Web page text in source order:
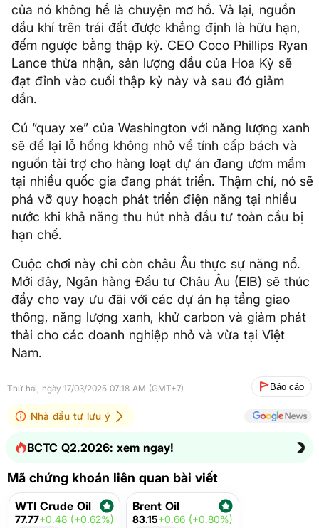
của nó không hề là chuyện mơ hồ. Vả lại, nguồn
dầu khí trên trái đất được khẳng định là hữu hạn,
đếm ngược bằng thập kỷ. CEO Coco Phillips Ryan
Lance thừa nhận, sản lượng dầu của Hoa Kỳ sẽ
đạt đỉnh vào cuối thập kỷ này và sau đó giảm
dần.
Cú “quay xe” của Washington với năng lượng xanh
sẽ để lại lỗ hổng không nhỏ về tính cấp bách và
nguồn tài trợ cho hàng loạt dự án đang ươm mầm
tại nhiều quốc gia đang phát triển. Thậm chí, nó sẽ
phá vỡ quy hoạch phát triển điện năng tại nhiều
nước khi khả năng thu hút nhà đầu tư toàn cầu bị
hạn chế.
Cuộc chơi này chỉ còn châu Âu thực sự năng nổ.
Mới đây, Ngân hàng Đầu tư Châu Âu (EIB) sẽ thúc
đẩy cho vay ưu đãi với các dự án hạ tầng giao
thông, năng lượng xanh, khử carbon và giảm phát
thải cho các doanh nghiệp nhỏ và vừa tại Việt
Nam.
Thứ hai, ngày 17/03/2025 07:18 AM (GMT+7) Báo cáo
Nhà đầu tư lưu ý
BCTC Q2.2026: xem ngay!
Mã chứng khoán liên quan bài viết
WTI Crude Oil
77.77+0.48 (+0.62%)
Brent Oil
83.15+0.66 (+0.80%)